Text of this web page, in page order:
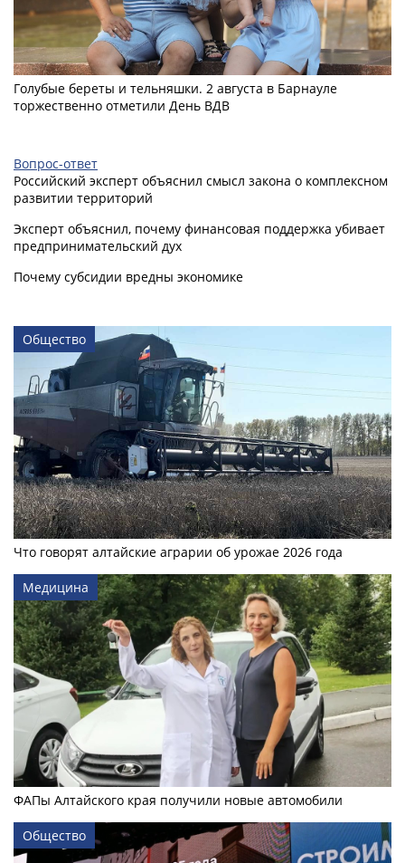
Голубые береты и тельняшки. 2 августа в Барнауле
торжественно отметили День ВДВ
Вопрос-ответ
Российский эксперт объяснил смысл закона о комплексном
развитии территорий
Эксперт объяснил, почему финансовая поддержка убивает
предпринимательский дух
Почему субсидии вредны экономике
Общество
Что говорят алтайские аграрии об урожае 2026 года
Медицина
ФАПы Алтайского края получили новые автомобили
Общество